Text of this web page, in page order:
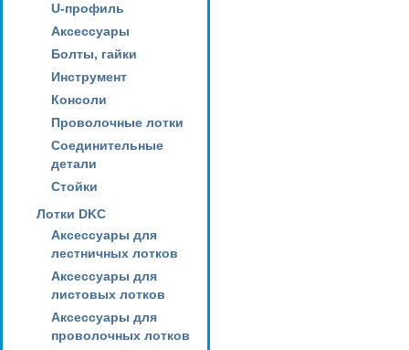
U-профиль
Аксессуары
Болты, гайки
Инструмент
Консоли
Проволочные лотки
Соединительные
детали
Стойки
Лотки DKC
Аксессуары для
лестничных лотков
Аксессуары для
листовых лотков
Аксессуары для
проволочных лотков